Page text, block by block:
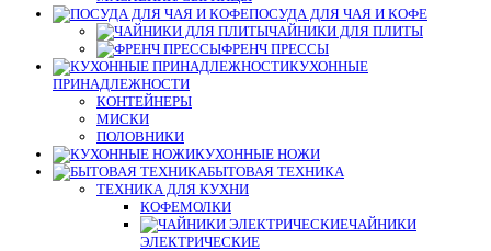
ПОСУДА ДЛЯ ЧАЯ И КОФЕ
ЧАЙНИКИ ДЛЯ ПЛИТЫ
ФРЕНЧ ПРЕССЫ
КУХОННЫЕ
ПРИНАДЛЕЖНОСТИ
КОНТЕЙНЕРЫ
МИСКИ
ПОЛОВНИКИ
КУХОННЫЕ НОЖИ
БЫТОВАЯ ТЕХНИКА
ТЕХНИКА ДЛЯ КУХНИ
КОФЕМОЛКИ
ЧАЙНИКИ
ЭЛЕКТРИЧЕСКИЕ